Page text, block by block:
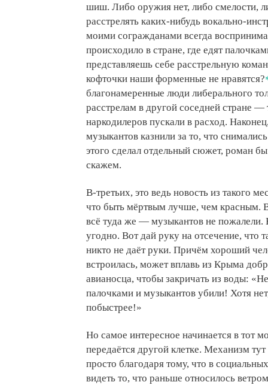
шиш. Либо оружия нет, либо смелости,
расстрелять каких-нибудь вокально-
моими согражданами всегда
происходило в стране, где едят
представляешь себе расстрельную
кофточки наши форменные не нравятся?
благонамеренные люди либерального
расстрелам в другой соседней стране
наркодилеров пускали в расход.
музыкантов казнили за то, что
этого сделал отдельный сюжет, роман
скажем.
В-третьих, это ведь новость из такого
что быть мёртвым лучше, чем красным.
всё туда же — музыкантов не пожалели.
угодно. Вот дай руку на отсечение, что
никто не даёт руки. Причём хороший
встроилась, может вплавь из Крыма
авианосца, чтобы закричать из воды:
палочками и музыкантов убили! Хотя
побыстрее!»
Но самое интересное начинается в тот
передаётся другой клетке. Механизм
просто благодаря тому, что в
видеть то, что раньше относилось